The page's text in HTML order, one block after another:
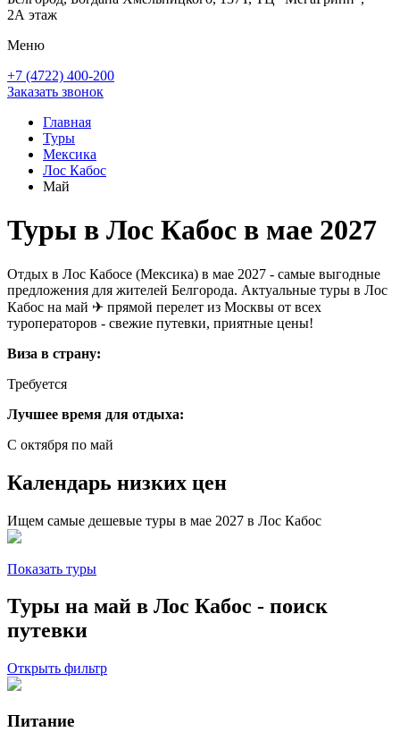
2А этаж
Меню
+7 (4722) 400-200
Заказать звонок
Главная
Туры
Мексика
Лос Кабос
Май
Туры в Лос Кабос в мае 2027
Отдых в Лос Кабосе (Мексика) в мае 2027 - самые выгодные
предложения для жителей Белгорода. Актуальные туры в Лос
Кабос на май ✈ прямой перелет из Москвы от всех
туроператоров - свежие путевки, приятные цены!
Виза в страну:
Требуется
Лучшее время для отдыха:
С октября по май
Календарь низких цен
Ищем самые дешевые туры в мае 2027 в Лос Кабос
Показать туры
Туры на май в Лос Кабос - поиск
путевки
Открыть фильтр
Питание